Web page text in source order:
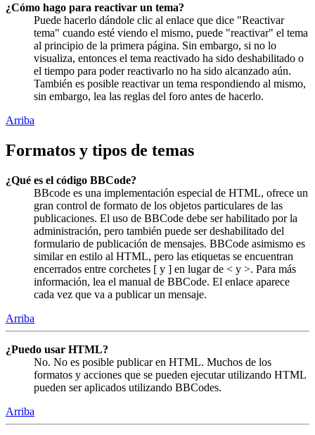
¿Cómo hago para reactivar un tema?
Puede hacerlo dándole clic al enlace que dice "Reactivar
tema" cuando esté viendo el mismo, puede "reactivar" el tema
al principio de la primera página. Sin embargo, si no lo
visualiza, entonces el tema reactivado ha sido deshabilitado o
el tiempo para poder reactivarlo no ha sido alcanzado aún.
También es posible reactivar un tema respondiendo al mismo,
sin embargo, lea las reglas del foro antes de hacerlo.
Arriba
Formatos y tipos de temas
¿Qué es el código BBCode?
BBcode es una implementación especial de HTML, ofrece un
gran control de formato de los objetos particulares de las
publicaciones. El uso de BBCode debe ser habilitado por la
administración, pero también puede ser deshabilitado del
formulario de publicación de mensajes. BBCode asimismo es
similar en estilo al HTML, pero las etiquetas se encuentran
encerrados entre corchetes [ y ] en lugar de < y >. Para más
información, lea el manual de BBCode. El enlace aparece
cada vez que va a publicar un mensaje.
Arriba
¿Puedo usar HTML?
No. No es posible publicar en HTML. Muchos de los
formatos y acciones que se pueden ejecutar utilizando HTML
pueden ser aplicados utilizando BBCodes.
Arriba